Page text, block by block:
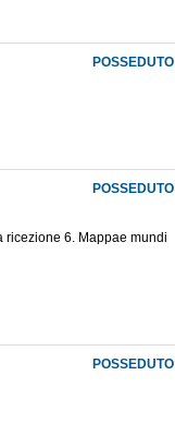
POSSEDUTO
POSSEDUTO
ricezione 6. Mappae mundi
POSSEDUTO